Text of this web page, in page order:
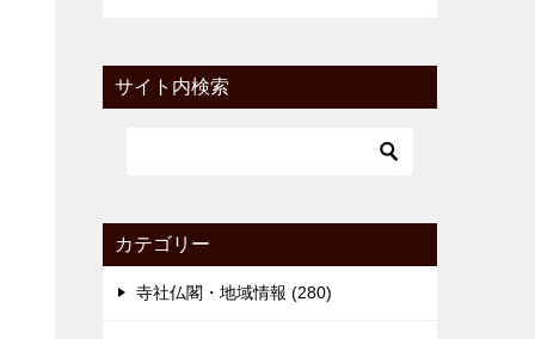
サイト内検索
カテゴリー
寺社仏閣・地域情報 (280)